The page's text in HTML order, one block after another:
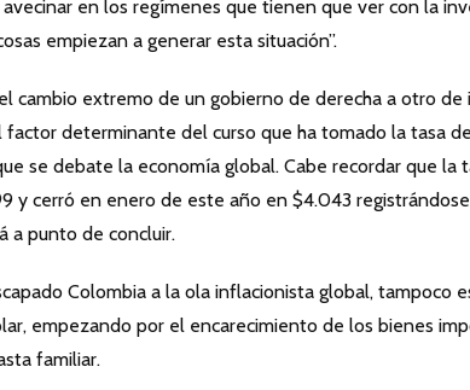
en los regímenes que tienen que ver con la
empiezan a generar esta situación”.
cambio extremo de un gobierno de derecha a otro
determinante del curso que ha tomado la tasa
se debate la economía global. Cabe recordar que la
y cerró en enero de este año en $4.043
a punto de concluir.
Colombia a la ola inflacionista global, tampoco
empezando por el encarecimiento de los bienes
familiar.